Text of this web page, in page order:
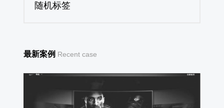
随机标签
最新案例 Recent case